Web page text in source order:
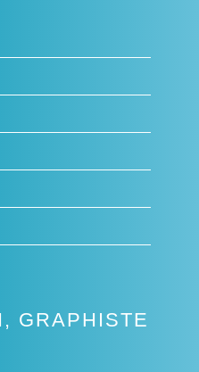
GRAPHISTE